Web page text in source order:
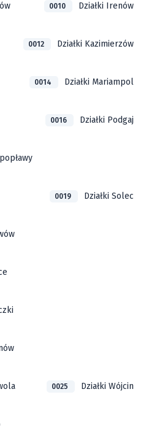
0010 Działki Irenów
0012 Działki Kazimierzów
0014 Działki Mariampol
0016 Działki Podgaj
0019 Działki Solec
0025 Działki Wójcin